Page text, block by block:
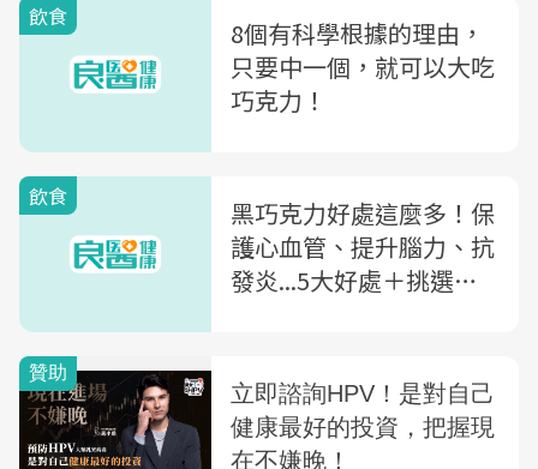
飲食
8個有科學根據的理由，
只要中一個，就可以大吃
巧克力！
飲食
黑巧克力好處這麼多！保
護心血管、提升腦力、抗
發炎...5大好處＋挑選眉